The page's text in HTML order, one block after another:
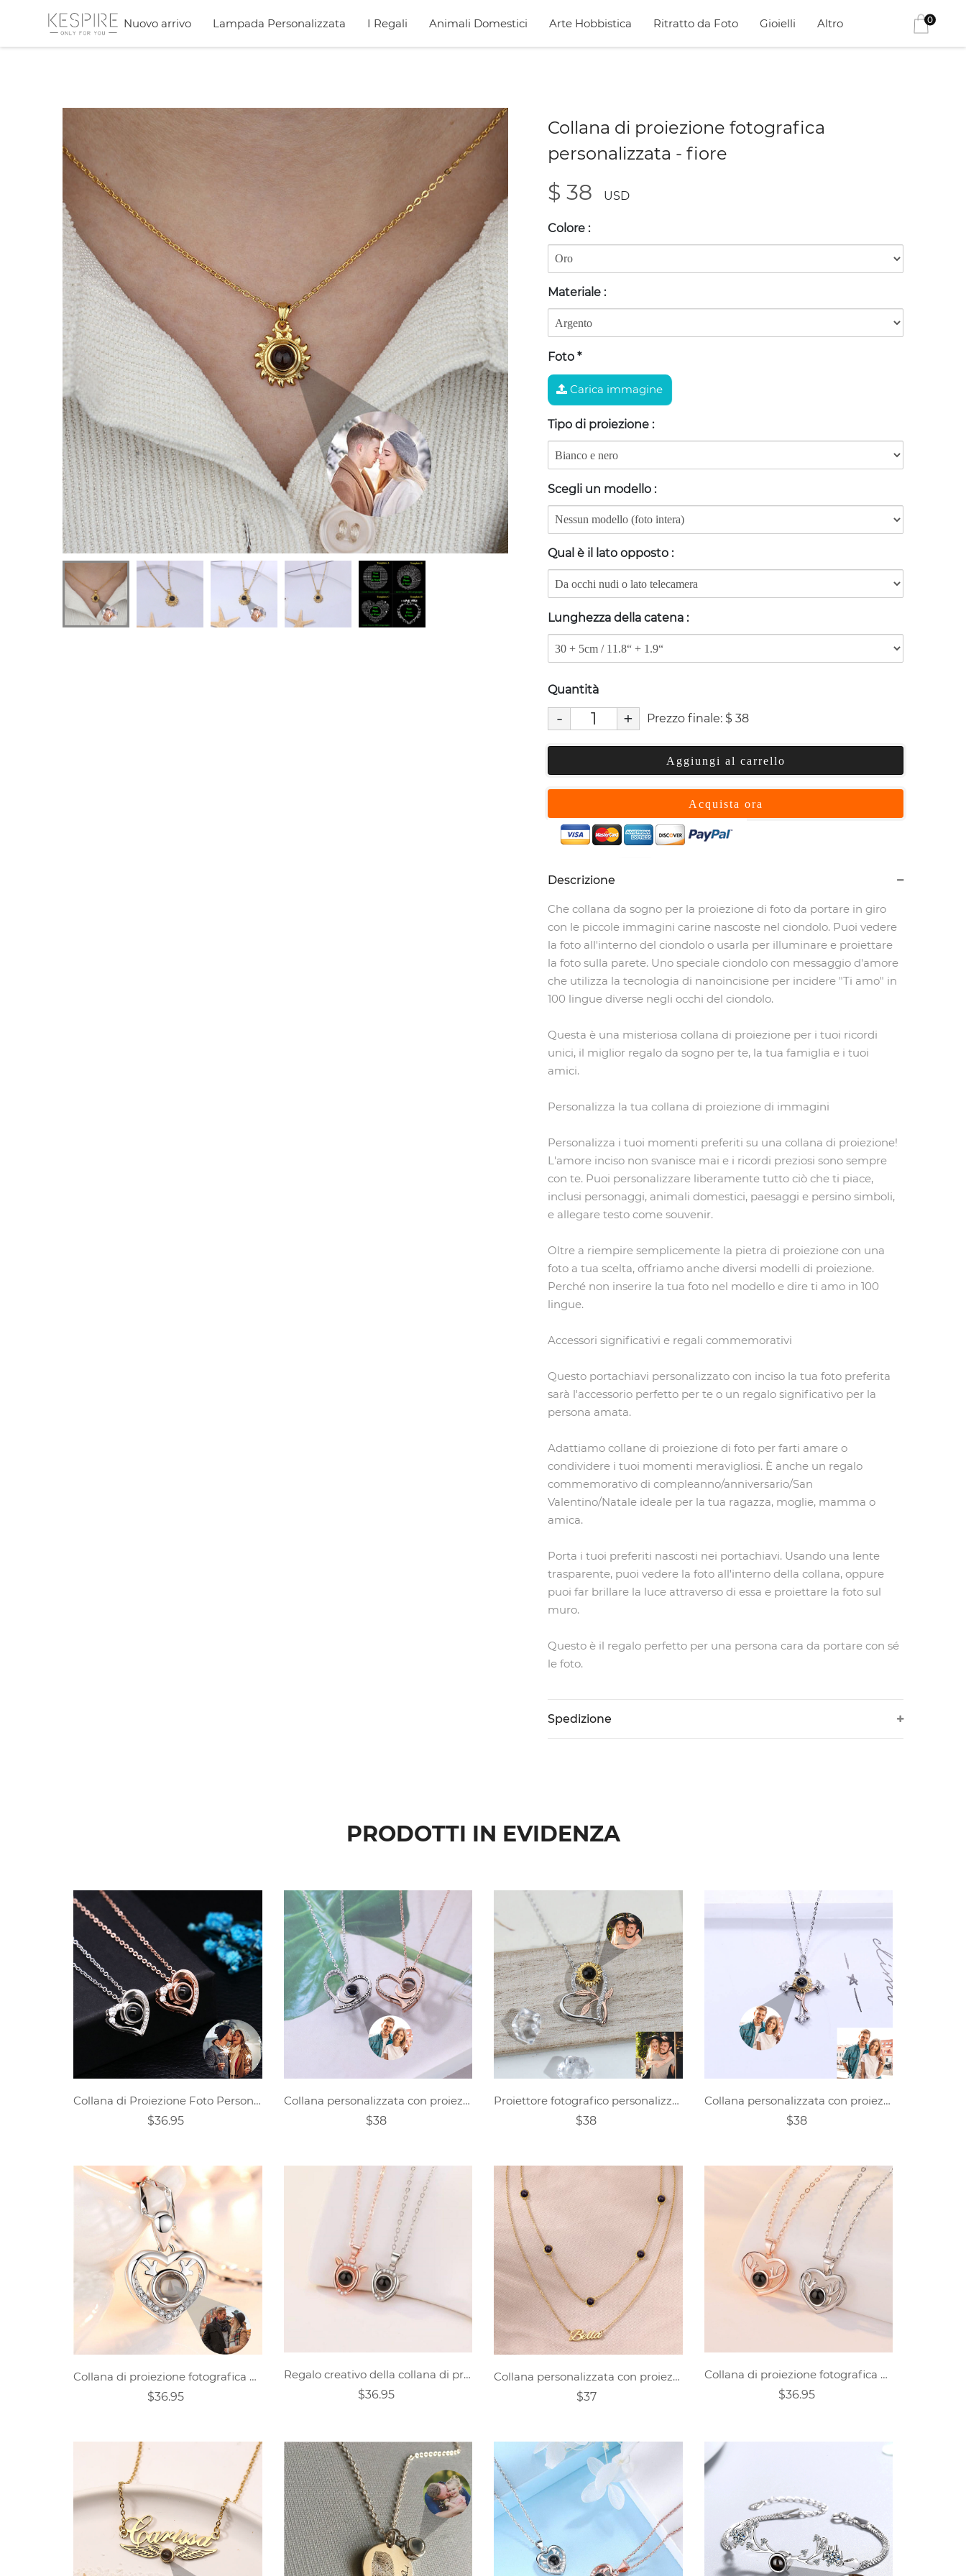
Nuovo arrivo Lampada Personalizzata I Regali Animali Domestici Arte Hobbistica Ritratto da Foto Gioielli Altro 0
Collana di proiezione fotografica
personalizzata - fiore
$ 38 USD
Colore :
Materiale :
Foto*
Carica immagine
Tipo di proiezione :
Scegli un modello :
Qual è il lato opposto :
Lunghezza della catena :
Quantità
- + Prezzo finale: $ 38
Aggiungi al carrello
Acquista ora
Descrizione
Che collana da sogno per la proiezione di foto da portare in giro
con le piccole immagini carine nascoste nel ciondolo. Puoi vedere
la foto all'interno del ciondolo o usarla per illuminare e proiettare
la foto sulla parete. Uno speciale ciondolo con messaggio d'amore
che utilizza la tecnologia di nanoincisione per incidere "Ti amo" in
100 lingue diverse negli occhi del ciondolo.
Questa è una misteriosa collana di proiezione per i tuoi ricordi
unici, il miglior regalo da sogno per te, la tua famiglia e i tuoi
amici.
Personalizza la tua collana di proiezione di immagini
Personalizza i tuoi momenti preferiti su una collana di proiezione!
L'amore inciso non svanisce mai e i ricordi preziosi sono sempre
con te. Puoi personalizzare liberamente tutto ciò che ti piace,
inclusi personaggi, animali domestici, paesaggi e persino simboli,
e allegare testo come souvenir.
Oltre a riempire semplicemente la pietra di proiezione con una
foto a tua scelta, offriamo anche diversi modelli di proiezione.
Perché non inserire la tua foto nel modello e dire ti amo in 100
lingue.
Accessori significativi e regali commemorativi
Questo portachiavi personalizzato con inciso la tua foto preferita
sarà l'accessorio perfetto per te o un regalo significativo per la
persona amata.
Adattiamo collane di proiezione di foto per farti amare o
condividere i tuoi momenti meravigliosi. È anche un regalo
commemorativo di compleanno/anniversario/San
Valentino/Natale ideale per la tua ragazza, moglie, mamma o
amica.
Porta i tuoi preferiti nascosti nei portachiavi. Usando una lente
trasparente, puoi vedere la foto all'interno della collana, oppure
puoi far brillare la luce attraverso di essa e proiettare la foto sul
muro.
Questo è il regalo perfetto per una persona cara da portare con sé
le foto.
Spedizione
PRODOTTI IN EVIDENZA
Collana di Proiezione Foto Personalizzata - Cuore
$36.95
Collana personalizzata con proiezione del cuore
$38
Proiettore fotografico personalizzato - amore girasole
$38
Collana personalizzata con proiezione di fiori a croce
$38
Collana di proiezione fotografica personalizzata per un incavo vuoto
$36.95
Regalo creativo della collana di proiezione fotografica personalizzata
$36.95
Collana personalizzata con proiezione di nome a doppio strato
$37
Collana di proiezione fotografica personalizzata regalo per la fidanzata
$36.95